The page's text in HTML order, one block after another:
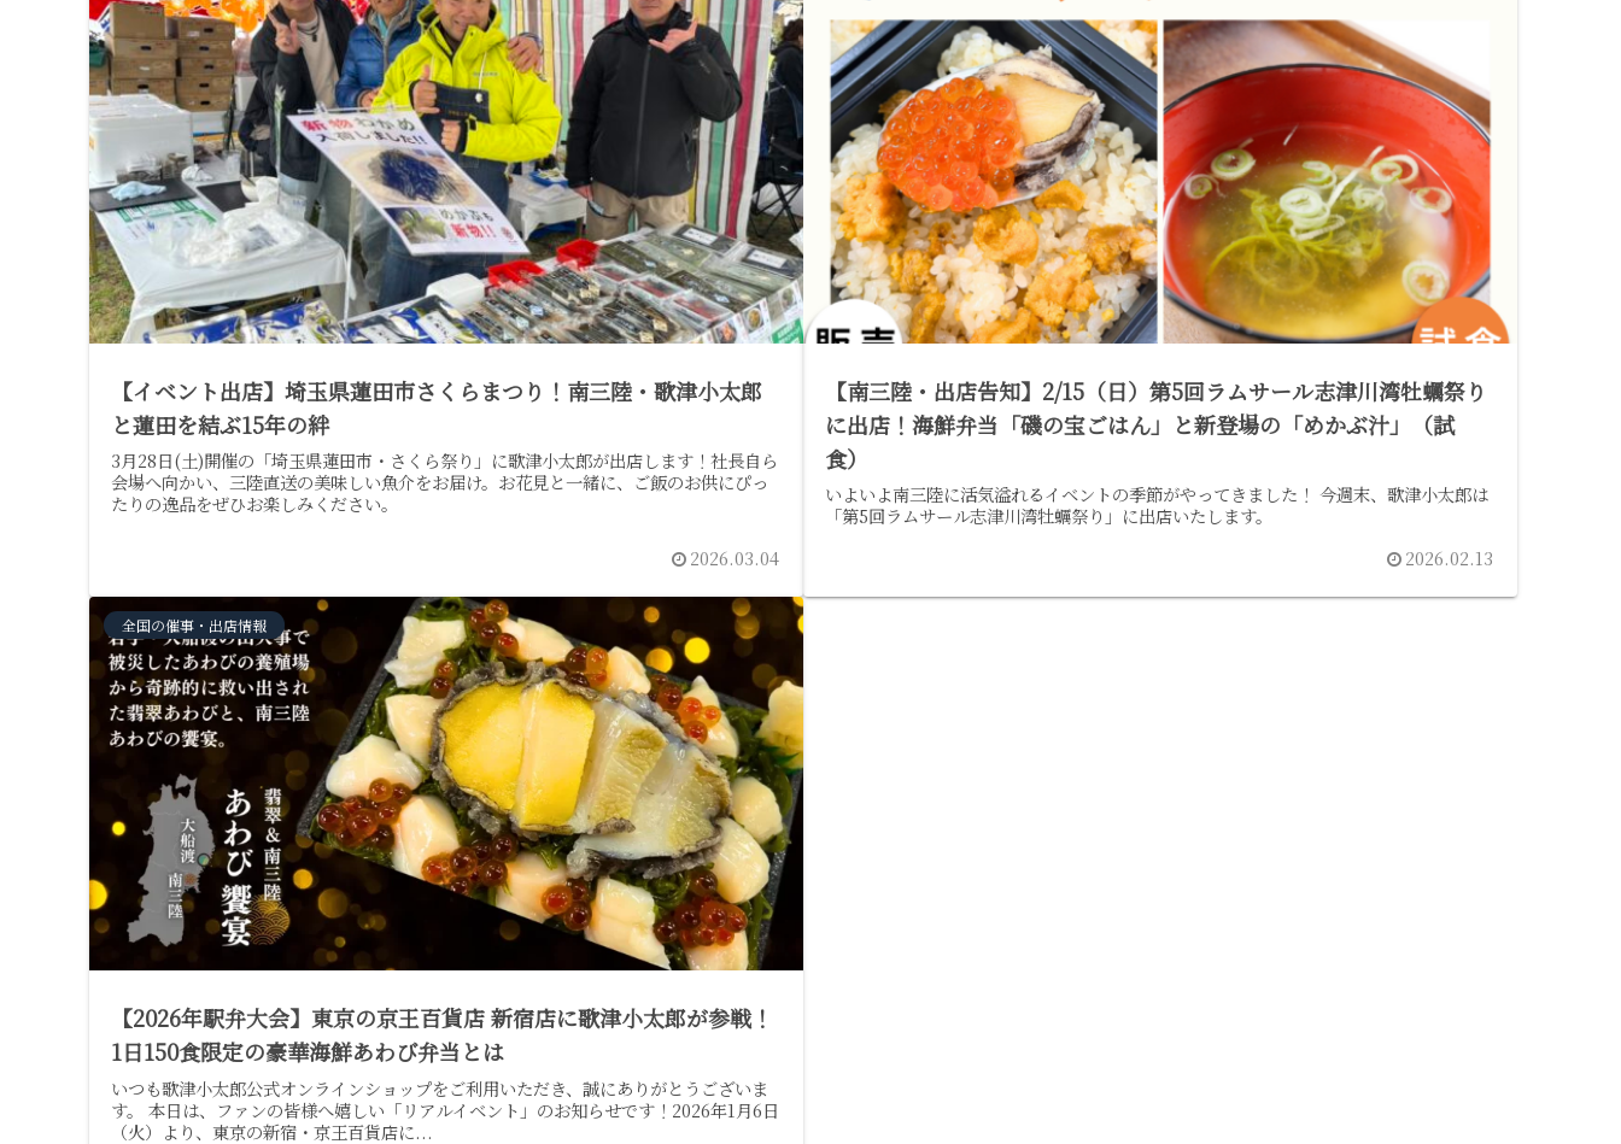
【イベント出店】埼玉県蓮田市さくらまつり！南三陸・歌津小太郎
と蓮田を結ぶ15年の絆
3月28日(土)開催の「埼玉県蓮田市・さくら祭り」に歌津小太郎が出店します！社長自ら
会場へ向かい、三陸直送の美味しい魚介をお届け。お花見と一緒に、ご飯のお供にぴっ
たりの逸品をぜひお楽しみください。
2026.03.04
【南三陸・出店告知】2/15（日）第5回ラムサール志津川湾牡蠣祭り
に出店！海鮮弁当「磯の宝ごはん」と新登場の「めかぶ汁」（試
食）
いよいよ南三陸に活気溢れるイベントの季節がやってきました！ 今週末、歌津小太郎は
「第5回ラムサール志津川湾牡蠣祭り」に出店いたします。
2026.02.13
全国の催事・出店情報
【2026年駅弁大会】東京の京王百貨店 新宿店に歌津小太郎が参戦！
1日150食限定の豪華海鮮あわび弁当とは
いつも歌津小太郎公式オンラインショップをご利用いただき、誠にありがとうございま
す。 本日は、ファンの皆様へ嬉しい「リアルイベント」のお知らせです！2026年1月6日
（火）より、東京の新宿・京王百貨店に...